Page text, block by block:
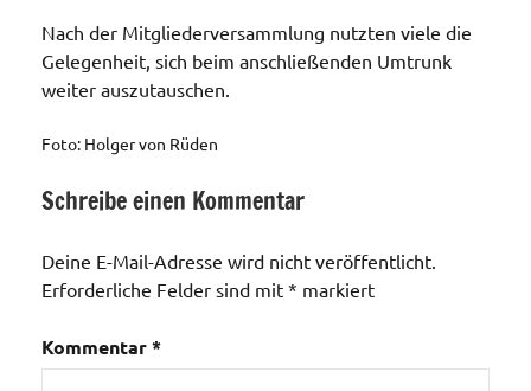
Nach der Mitgliederversammlung nutzten viele die
Gelegenheit, sich beim anschließenden Umtrunk
weiter auszutauschen.
Foto: Holger von Rüden
Schreibe einen Kommentar
Deine E-Mail-Adresse wird nicht veröffentlicht.
Erforderliche Felder sind mit * markiert
Kommentar*